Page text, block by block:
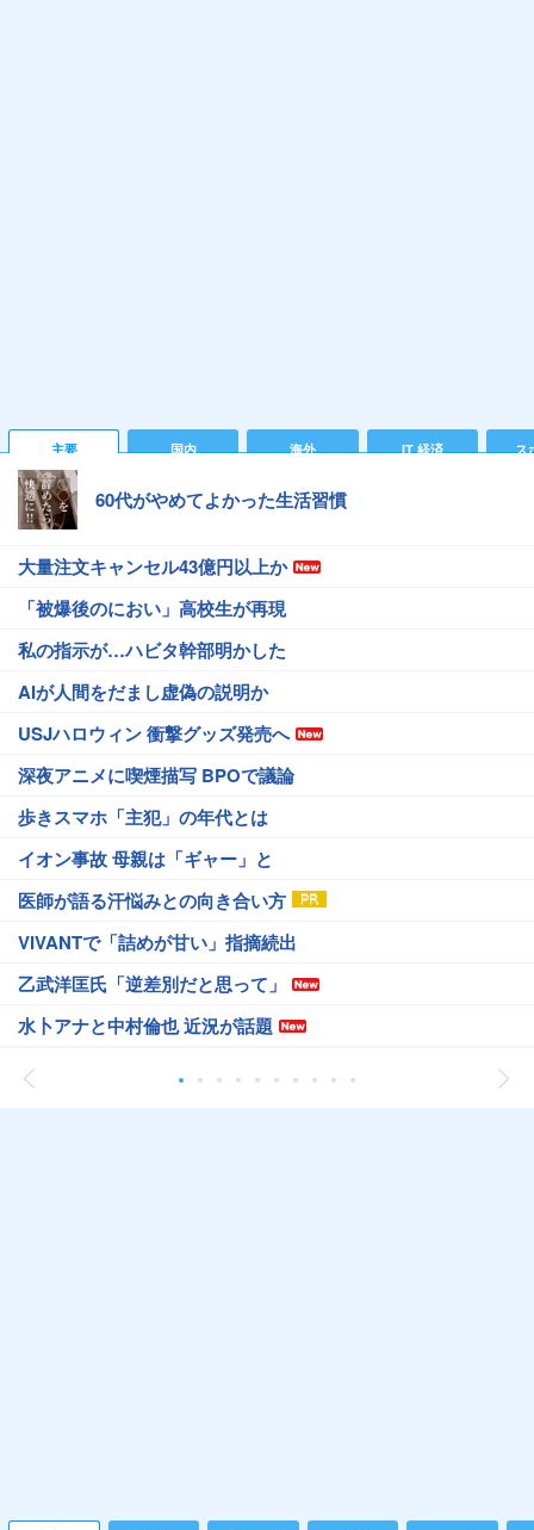
主要 国内 海外 IT 経済 ス
60代がやめてよかった生活習慣
大量注文キャンセル43億円以上か
「被爆後のにおい」高校生が再現
私の指示が…ハビタ幹部明かした
AIが人間をだまし虚偽の説明か
USJハロウィン 衝撃グッズ発売へ
深夜アニメに喫煙描写 BPOで議論
歩きスマホ「主犯」の年代とは
イオン事故 母親は「ギャー」と
医師が語る汗悩みとの向き合い方
VIVANTで「詰めが甘い」指摘続出
乙武洋匡氏「逆差別だと思って」
水卜アナと中村倫也 近況が話題